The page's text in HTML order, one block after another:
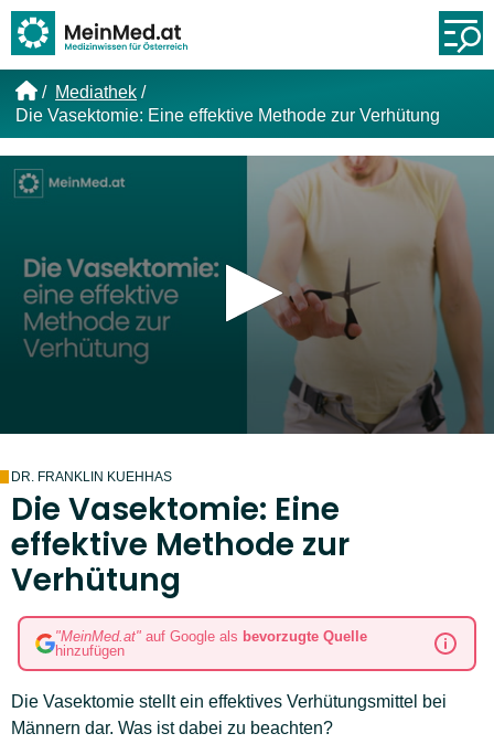
Mediathek
Die Vasektomie: Eine effektive Methode zur Verhütung
DR. FRANKLIN KUEHHAS
Die Vasektomie: Eine
effektive Methode zur
Verhütung
"MeinMed.at" auf Google als bevorzugte Quelle
hinzufügen
Die Vasektomie stellt ein effektives Verhütungsmittel bei
Männern dar. Was ist dabei zu beachten?